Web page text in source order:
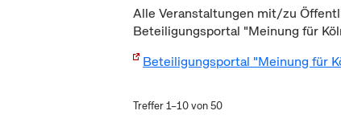
Alle Veranstaltungen mit/zu
Beteiligungsportal "Meinung für
Beteiligungsportal "Meinung für
Treffer 1–10 von 50